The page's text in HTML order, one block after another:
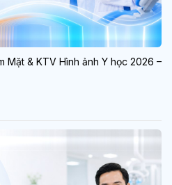
Mặt & KTV Hình ảnh Y học 2026 –